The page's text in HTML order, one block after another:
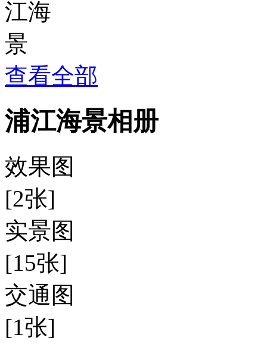
查看全部
浦江海景相册
效果图
[2张]
实景图
[15张]
交通图
[1张]